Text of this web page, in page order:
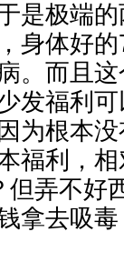
是极端
身体好
。而且
发福利
为根本
福利，
但弄不好
拿去吸